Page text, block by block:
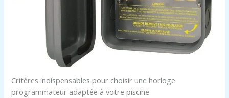
Critères indispensables pour choisir une horloge
programmateur adaptée à votre piscine